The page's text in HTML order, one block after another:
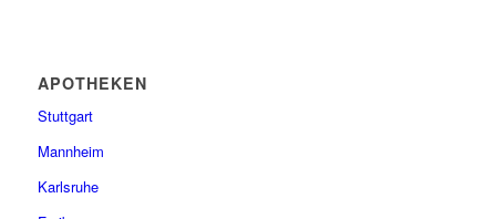
APOTHEKEN
Stuttgart
Mannheim
Karlsruhe